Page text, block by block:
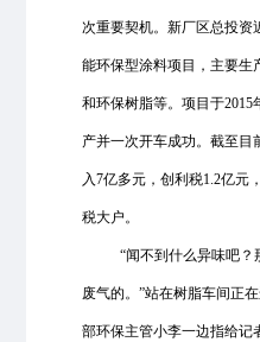
次重要契机。新厂区总投资
能环保型涂料项目，主要生
和环保树脂等。项目于2015
产并一次开车成功。截至目
入7亿多元，创利税1.2亿元
税大户。
“闻不到什么异味吧
废气的。”站在树脂车间正
部环保主管小李一边指给记